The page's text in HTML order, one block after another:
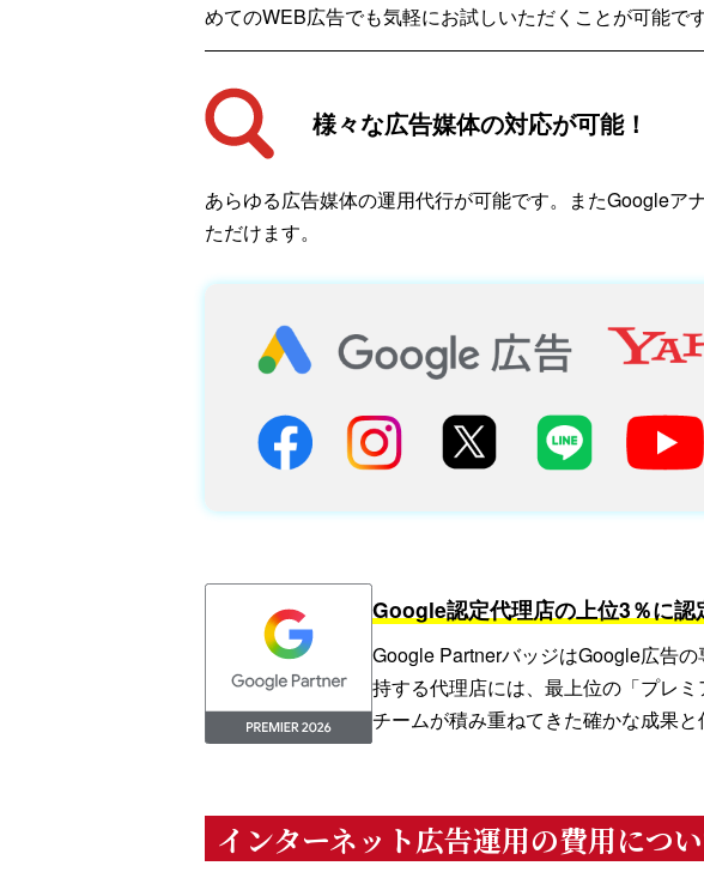
めてのWEB広告でも気軽にお試しいただくことが可能で
様々な広告媒体の対応が可能！
あらゆる広告媒体の運用代行が可能です。またGoogle
ただけます。
Google認定代理店の上位3％に
Google PartnerバッジはGoogle広告
持する代理店には、最上位の「プレ
チームが積み重ねてきた確かな成果と
インターネット広告運用の費用につ